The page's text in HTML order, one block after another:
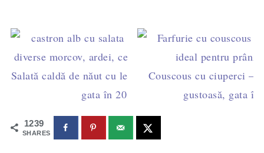
Salată caldă de năut cu legume – rapidă, sănătoasă,
gata în 20 de minute
Couscous cu ciuperci –
gustoasă, gata
1239
SHARES